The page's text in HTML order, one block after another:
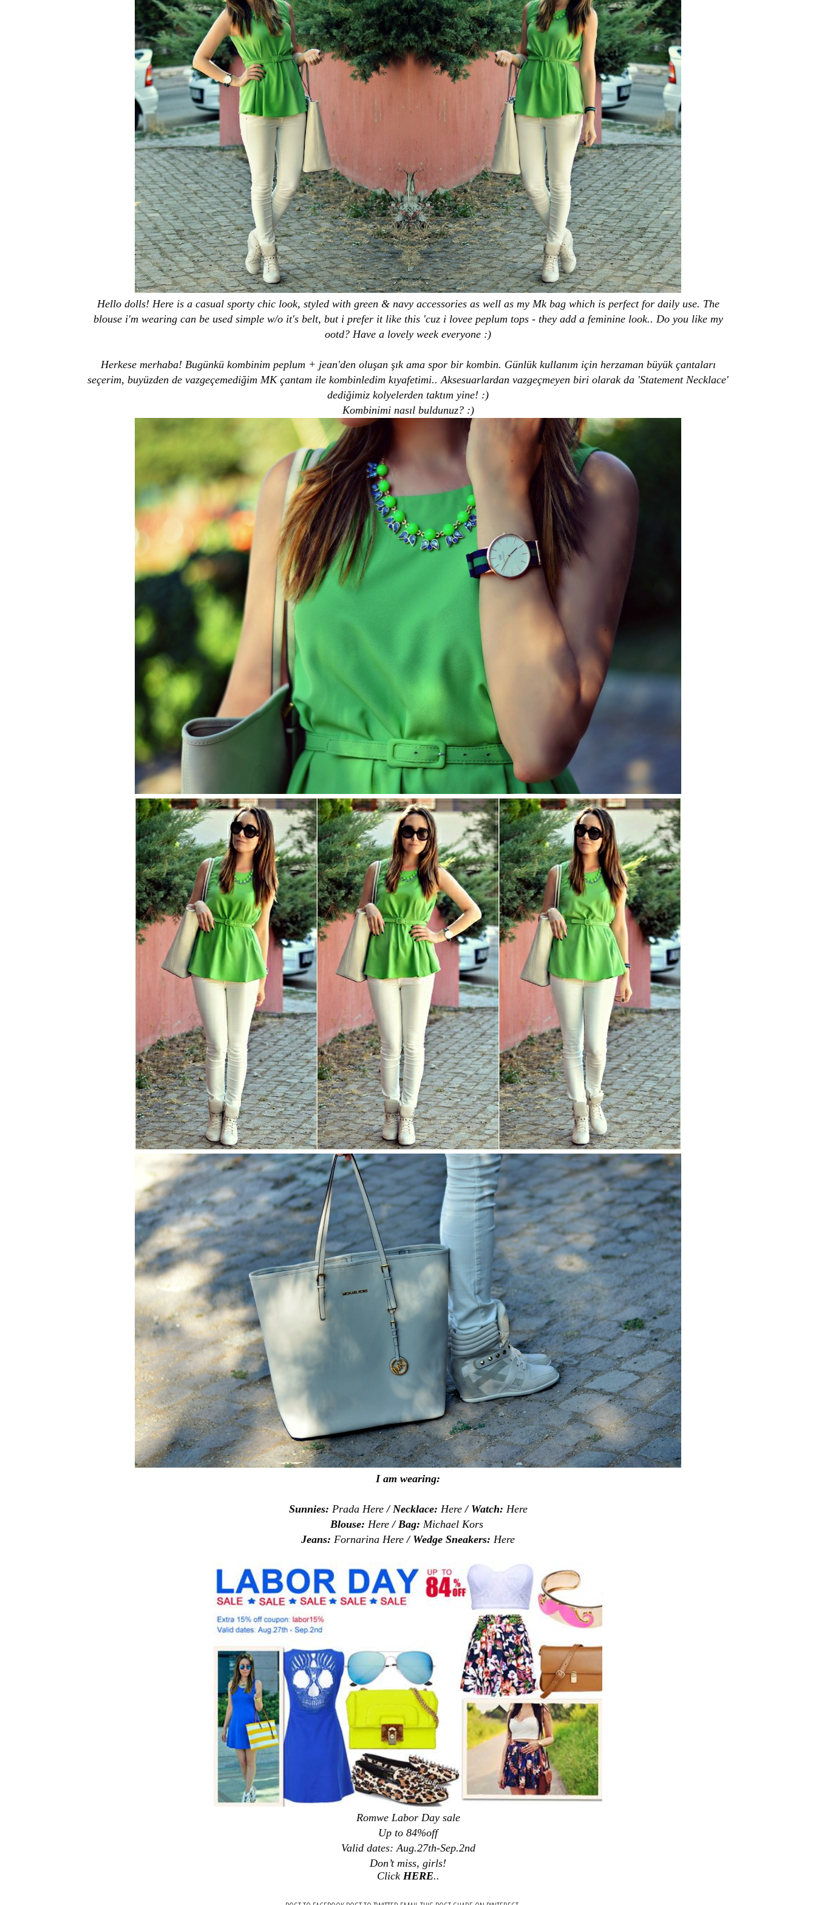
Hello dolls! Here is a casual sporty chic look, styled with green & navy accessories as well as my Mk bag which is perfect for daily use. The
blouse i'm wearing can be used simple w/o it's belt, but i prefer it like this 'cuz i lovee peplum tops - they add a feminine look.. Do you like my
ootd? Have a lovely week everyone :)
Herkese merhaba! Bugünkü kombinim peplum + jean'den oluşan şık ama spor bir kombin. Günlük kullanım için herzaman büyük çantaları
seçerim, buyüzden de vazgeçemediğim MK çantam ile kombinledim kıyafetimi.. Aksesuarlardan vazgeçmeyen biri olarak da 'Statement Necklace'
dediğimiz kolyelerden taktım yine! :)
Kombinimi nasıl buldunuz? :)
I am wearing:
Sunnies: Prada Here/ Necklace: Here/ Watch: Here
Blouse: Here/ Bag: Michael Kors
Jeans: Fornarina Here / Wedge Sneakers: Here
Romwe Labor Day sale
Up to 84%off
Valid dates: Aug.27th-Sep.2nd
Don’t miss, girls!
Click HERE..